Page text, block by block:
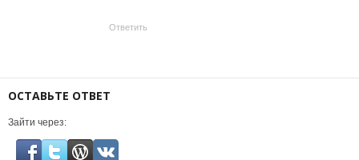
Ответить
ОСТАВЬТЕ ОТВЕТ
Зайти через: